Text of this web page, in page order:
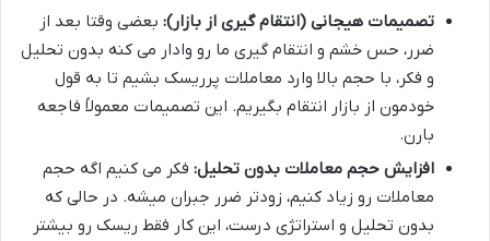
تصمیمات هیجانی (انتقام گیری از بازار): بعضی وقتا بعد از
ضرر، حس خشم و انتقام گیری ما رو وادار می کنه بدون تحلیل
و فکر، با حجم بالا وارد معاملات پرریسک بشیم تا به قول
خودمون از بازار انتقام بگیریم. این تصمیمات معمولاً فاجعه
بارن.
افزایش حجم معاملات بدون تحلیل: فکر می کنیم اگه حجم
معاملات رو زیاد کنیم، زودتر ضرر جبران میشه. در حالی که
بدون تحلیل و استراتژی درست، این کار فقط ریسک رو بیشتر